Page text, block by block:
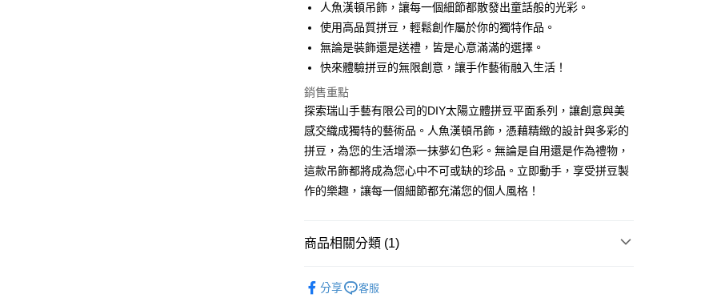
街口支付
悠遊付
運送方式
全家取貨付款
每筆NT$60，滿NT$1,500(含以上)免運費
付款後全家取貨
每筆NT$60，滿NT$1,500(含以上)免運費
每筆NT$60，滿NT$1,500(含以上)免運費
每筆NT$60，滿NT$1,500(含以上)免運費
人魚漢頓吊飾，讓每一個細節都散發出童話般的光彩。
使用高品質拼豆，輕鬆創作屬於你的獨特作品。
無論是裝飾還是送禮，皆是心意滿滿的選擇。
快來體驗拼豆的無限創意，讓手作藝術融入生活！
銷售重點
探索瑞山手藝有限公司的DIY太陽立體拼豆平面系列，讓創意與美
感交織成獨特的藝術品。人魚漢頓吊飾，憑藉精緻的設計與多彩的
拼豆，為您的生活增添一抹夢幻色彩。無論是自用還是作為禮物，
這款吊飾都將成為您心中不可或缺的珍品。立即動手，享受拼豆製
作的樂趣，讓每一個細節都充滿您的個人風格！
商品相關分類 (1)
分享
客服